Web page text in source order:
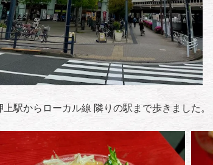
上駅からローカル線 隣りの駅まで歩きました。